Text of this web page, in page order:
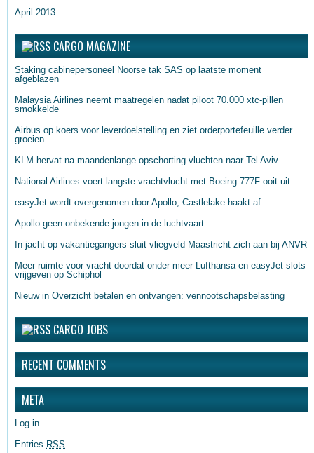
April 2013
CARGO MAGAZINE
Staking cabinepersoneel Noorse tak SAS op laatste moment
afgeblazen
Malaysia Airlines neemt maatregelen nadat piloot 70.000 xtc-pillen
smokkelde
Airbus op koers voor leverdoelstelling en ziet orderportefeuille verder
groeien
KLM hervat na maandenlange opschorting vluchten naar Tel Aviv
National Airlines voert langste vrachtvlucht met Boeing 777F ooit uit
easyJet wordt overgenomen door Apollo, Castlelake haakt af
Apollo geen onbekende jongen in de luchtvaart
In jacht op vakantiegangers sluit vliegveld Maastricht zich aan bij ANVR
Meer ruimte voor vracht doordat onder meer Lufthansa en easyJet slots
vrijgeven op Schiphol
Nieuw in Overzicht betalen en ontvangen: vennootschapsbelasting
CARGO JOBS
RECENT COMMENTS
META
Log in
Entries RSS